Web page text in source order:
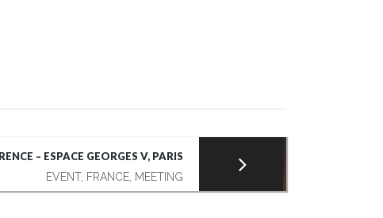
– ESPACE GEORGES V, PARIS
EVENT, FRANCE, MEETING